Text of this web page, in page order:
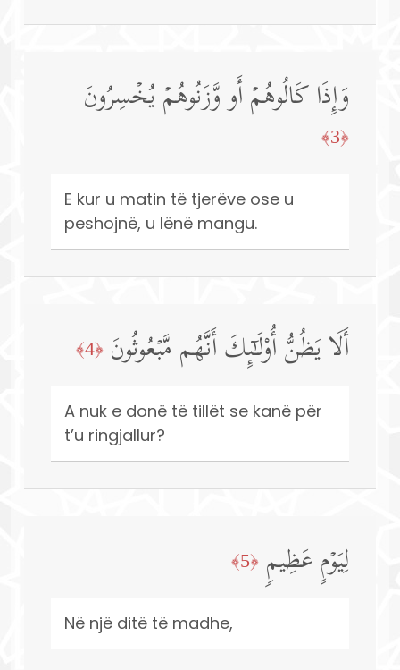
وَإِذَا كَالُوهُمۡ أَو وَّزَنُوهُمۡ یُخۡسِرُونَ
﴿3﴾
E kur u matin të tjerëve ose u
peshojnë, u lënë mangu.
أَلَا یَظُنُّ أُو۟لَـٰۤىِٕكَ أَنَّهُم مَّبۡعُوثُونَ ﴿4﴾
A nuk e donë të tillët se kanë për
t’u ringjallur?
لِیَوۡمٍ عَظِیمࣲ ﴿5﴾
Në një ditë të madhe,